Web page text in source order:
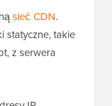
i szybkość